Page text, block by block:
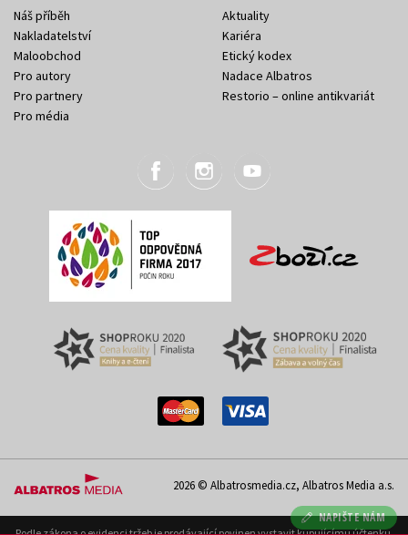
NAPIŠTE NÁM
Náš příběh
Nakladatelství
Maloobchod
Pro autory
Pro partnery
Pro média
Aktuality
Kariéra
Etický kodex
Nadace Albatros
Restorio – online antikvariát
2026 © Albatrosmedia.cz, Albatros Media a.s.